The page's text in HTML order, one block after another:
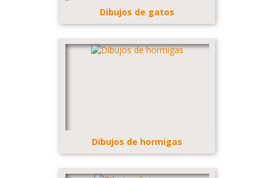
Dibujos de gatos
Dibujos de hormigas